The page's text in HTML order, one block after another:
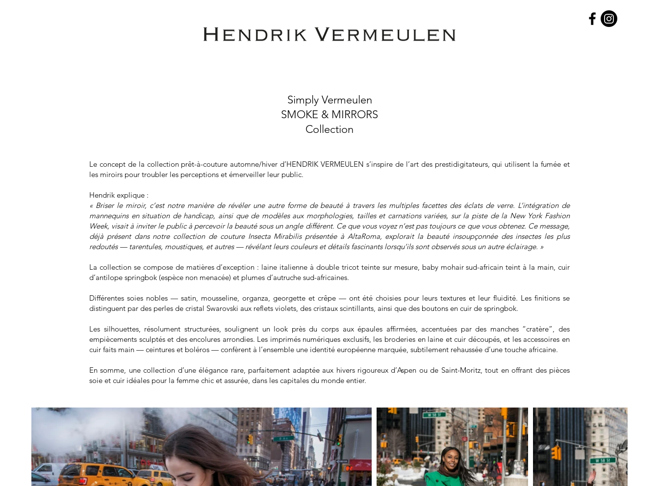
Simply Vermeulen
SMOKE & MIRRORS
Collection
Le concept de la collection prêt-à-couture automne/hiver d’HENDRIK VERMEULEN s’inspire de l’art des prestidigitateurs, qui utilisent la fumée et
les miroirs pour troubler les perceptions et émerveiller leur public.
Hendrik explique :
« Briser le miroir, c’est notre manière de révéler une autre forme de beauté à travers les multiples facettes des éclats de verre. L’intégration de
mannequins en situation de handicap, ainsi que de modèles aux morphologies, tailles et carnations variées, sur la piste de la New York Fashion
Week, visait à inviter le public à percevoir la beauté sous un angle différent. Ce que vous voyez n’est pas toujours ce que vous obtenez. Ce message,
déjà présent dans notre collection de couture Insecta Mirabilis présentée à AltaRoma, explorait la beauté insoupçonnée des insectes les plus
redoutés — tarentules, moustiques, et autres — révélant leurs couleurs et détails fascinants lorsqu’ils sont observés sous un autre éclairage. »
La collection se compose de matières d’exception : laine italienne à double tricot teinte sur mesure, baby mohair sud-africain teint à la main, cuir
d’antilope springbok (espèce non menacée) et plumes d’autruche sud-africaines.
Différentes soies nobles — satin, mousseline, organza, georgette et crêpe — ont été choisies pour leurs textures et leur fluidité. Les finitions se
distinguent par des perles de cristal Swarovski aux reflets violets, des cristaux scintillants, ainsi que des boutons en cuir de springbok.
Les silhouettes, résolument structurées, soulignent un look près du corps aux épaules affirmées, accentuées par des manches “cratère”, des
empiècements sculptés et des encolures arrondies. Les imprimés numériques exclusifs, les broderies en laine et cuir découpés, et les accessoires en
cuir faits main — ceintures et boléros — confèrent à l’ensemble une identité européenne marquée, subtilement rehaussée d’une touche africaine.
En somme, une collection d’une élégance rare, parfaitement adaptée aux hivers rigoureux d’Aspen ou de Saint-Moritz, tout en offrant des pièces
soie et cuir idéales pour la femme chic et assurée, dans les capitales du monde entier.